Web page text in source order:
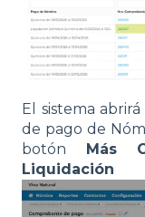
El sistema
de pago de
botón Más